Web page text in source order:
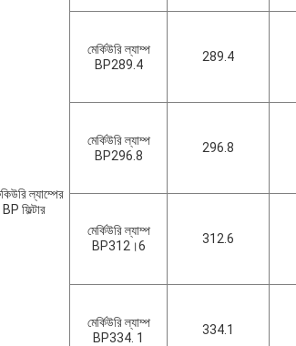
ল্যাম্পের
BP ফিল্টার
মের্কিউরি ল্যাম্প
BP289.4
289.4
মের্কিউরি ল্যাম্প
BP296.8
296.8
মের্কিউরি ল্যাম্প
BP312।6
312.6
মের্কিউরি ল্যাম্প
BP334. 1
334.1